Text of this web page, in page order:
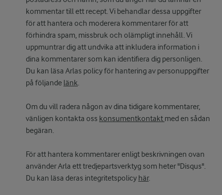
kommentar till ett recept. Vi behandlar dessa uppgifter
för att hantera och moderera kommentarer för att
förhindra spam, missbruk och olämpligt innehåll. Vi
uppmuntrar dig att undvika att inkludera information i
dina kommentarer som kan identifiera dig personligen.
Du kan läsa Arlas policy för hantering av personuppgifter
på följande länk.
Om du vill radera någon av dina tidigare kommentarer,
vänligen kontakta oss konsumentkontakt med en sådan
begäran.
För att hantera kommentarer enligt beskrivningen ovan
använder Arla ett tredjepartsverktyg som heter "Disqus".
Du kan läsa deras integritetspolicy här.